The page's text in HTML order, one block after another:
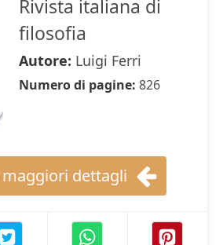
Rivista italiana di
filosofia
Autore: Luigi Ferri
Numero di pagine: 826
maggiori dettagli